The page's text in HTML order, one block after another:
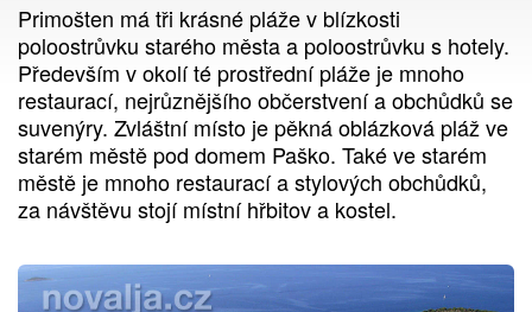
Primošten má tři krásné pláže v blízkosti
poloostrůvku starého města a poloostrůvku s hotely.
Především v okolí té prostřední pláže je mnoho
restaurací, nejrůznějšího občerstvení a obchůdků se
suvenýry. Zvláštní místo je pěkná oblázková pláž ve
starém městě pod domem Paško. Také ve starém
městě je mnoho restaurací a stylových obchůdků,
za návštěvu stojí místní hřbitov a kostel.